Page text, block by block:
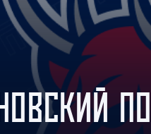
Амур
Барыс
Салават Юлаев
Сибирь